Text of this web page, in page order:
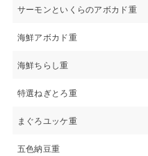
サーモンといくらのアボカド重
海鮮アボカド重
海鮮ちらし重
特選ねぎとろ重
まぐろユッケ重
五色納豆重